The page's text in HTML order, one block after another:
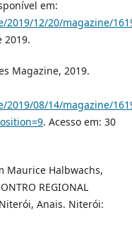
em:
12/20/magazine/
2019.
Magazine, 2019.
08/14/magazine/
. Acesso em: 30
Maurice Halbwachs,
REGIONAL
Niterói, Anais. Niterói: